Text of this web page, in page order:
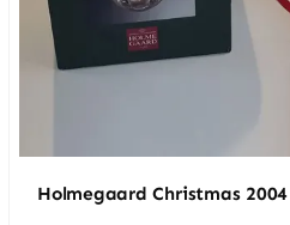
Holmegaard Christmas 2004